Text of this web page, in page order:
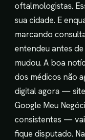
oftalmologistas.
sua cidade. E
marcando
entendeu antes
mudou. A boa
dos médicos não
digital agora —
Google Meu
consistentes —
fique disputado. Na